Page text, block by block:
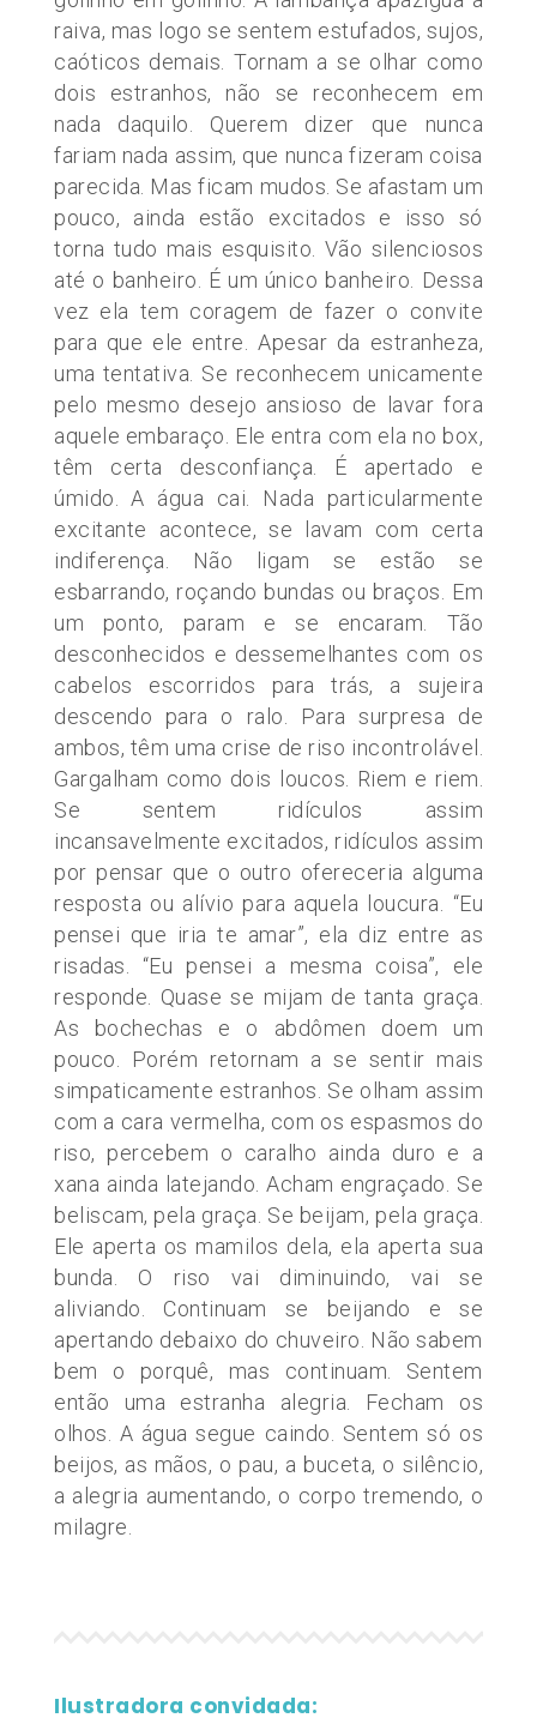
raiva, mas logo se sentem estufados, sujos,
caóticos demais. Tornam a se olhar como
dois estranhos, não se reconhecem em
nada daquilo. Querem dizer que nunca
fariam nada assim, que nunca fizeram coisa
parecida. Mas ficam mudos. Se afastam um
pouco, ainda estão excitados e isso só
torna tudo mais esquisito. Vão silenciosos
até o banheiro. É um único banheiro. Dessa
vez ela tem coragem de fazer o convite
para que ele entre. Apesar da estranheza,
uma tentativa. Se reconhecem unicamente
pelo mesmo desejo ansioso de lavar fora
aquele embaraço. Ele entra com ela no box,
têm certa desconfiança. É apertado e
úmido. A água cai. Nada particularmente
excitante acontece, se lavam com certa
indiferença. Não ligam se estão se
esbarrando, roçando bundas ou braços. Em
um ponto, param e se encaram. Tão
desconhecidos e dessemelhantes com os
cabelos escorridos para trás, a sujeira
descendo para o ralo. Para surpresa de
ambos, têm uma crise de riso incontrolável.
Gargalham como dois loucos. Riem e riem.
Se sentem ridículos assim
incansavelmente excitados, ridículos assim
por pensar que o outro ofereceria alguma
resposta ou alívio para aquela loucura. “Eu
pensei que iria te amar”, ela diz entre as
risadas. “Eu pensei a mesma coisa”, ele
responde. Quase se mijam de tanta graça.
As bochechas e o abdômen doem um
pouco. Porém retornam a se sentir mais
simpaticamente estranhos. Se olham assim
com a cara vermelha, com os espasmos do
riso, percebem o caralho ainda duro e a
xana ainda latejando. Acham engraçado. Se
beliscam, pela graça. Se beijam, pela graça.
Ele aperta os mamilos dela, ela aperta sua
bunda. O riso vai diminuindo, vai se
aliviando. Continuam se beijando e se
apertando debaixo do chuveiro. Não sabem
bem o porquê, mas continuam. Sentem
então uma estranha alegria. Fecham os
olhos. A água segue caindo. Sentem só os
beijos, as mãos, o pau, a buceta, o silêncio,
a alegria aumentando, o corpo tremendo, o
milagre.
Ilustradora convidada: